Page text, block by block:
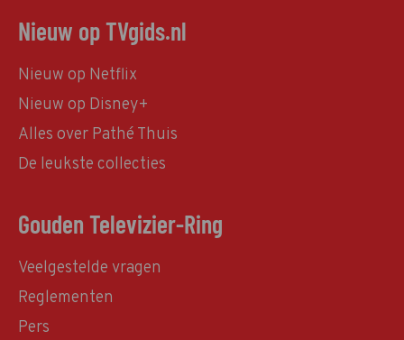
Nieuw op TVgids.nl
Nieuw op Netflix
Nieuw op Disney+
Alles over Pathé Thuis
De leukste collecties
Gouden Televizier-Ring
Veelgestelde vragen
Reglementen
Pers